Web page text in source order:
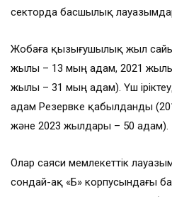
секторда басшылық
Жобаға қызығушылық жыл
жылы – 13 мың адам, 2021
жылы – 31 мың адам). Үш
адам Резервке қабылданды
және 2023 жылдары – 50 адам).
Олар саяси мемлекеттік
сондай-ақ «Б» корпусындағы